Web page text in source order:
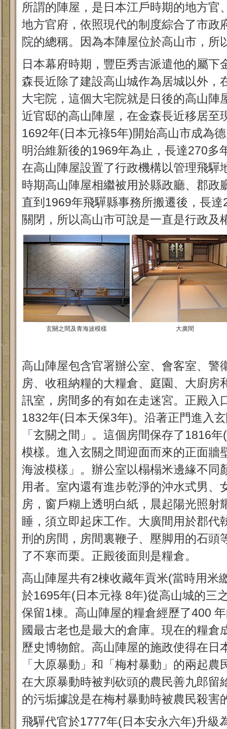
所謂的陣屋，是日本江戶時期的地方官
地方官府，依照現代的制度綜合了市政
院的總稱。因為本陣屋位於高山市，所
日本幕府時期，豐臣秀吉派遣他的屬下
森長近除了建設高山城作為居城以外，
大宅院，這個大宅院就是日後的高山陣
近官邸的高山陣屋，在金森長近移居至
1692年(日本元祿5年)開始高山市成為
明治維新後的1969年為止，長達270多
在高山陣屋設置了行政機構以管理飛驒
時期高山陣屋相繼被用於縣政廳、郡政
直到1969年飛驒縣事務所搬遷後，長
關閉，所以高山市可說是一直是行政及
玄關之間及青海波模樣 大廣間
高山陣屋包含官署辦公室、會客室、警
房、收租納糧的大糧倉、庭園、大廚房
訊室，房間多的有如在走迷宮。正殿入
1832年(日本天保3年)。沿著正門進入
「玄關之間」。這個房間保存了1816
模樣。進入玄關之間迎面而來的正面牆
海波模樣」。辦公室以榻榻米邊緣不同
用者。室內還有進步乾淨的沖水式男、
房，窗戶糊上透明白紙，晨起陽光照射
睡，須立即起床工作。大廣間用於郡代
刑的房間，房間裏鞭子、壓脚用的石頭
了不寒而栗。正殿後面則是糧倉。
高山陣屋共有2棟收藏年貢米(當時用米
於1695年(日本元祿 8年)從高山城的三
保留1棟。高山陣屋的糧倉經歷了400
國最古老也是最大的倉庫。現在的糧倉
歷史博物館。高山陣屋的施政使得在日
「大原暴動」和「梅村暴動」的兩起
在大原暴動時被判砍頭的農民善九郎留
的污垢據說是在梅村暴動時被農民殺害
飛驒代官於1777年(日本安永六年)升級